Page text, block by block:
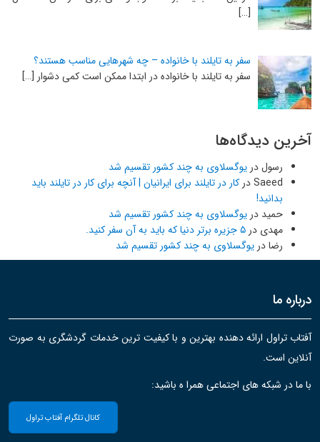
[…]
سفر به تایلند با خانواده – چه شهرهایی مناسب هستند؟
سفر به تایلند با خانواده در ابتدا ممکن است کمی دشوار […]
آخرین دیدگاه‌ها
رسولدر یوگسلاوی به چند کشور تقسیم شد
Saeedدر کار در تایلند برای ایرانیان | آنچه برای کار در تایلند باید
بدانید!
حمید در یوگسلاوی به چند کشور تقسیم شد
مهدی در ۵ جزیره برتر دنیا که باید به آن سفر کنید.
رضادر یوگسلاوی به چند کشور تقسیم شد
درباره ما
آفتاب تراول ارائه دهنده بهترین و با کیفیت ترین خدمات گردشگری به صورت
آنلاین است.
با ما در شبکه های اجتماعی همرا ه باشید:
کانال تلگرام آفتاب تراول